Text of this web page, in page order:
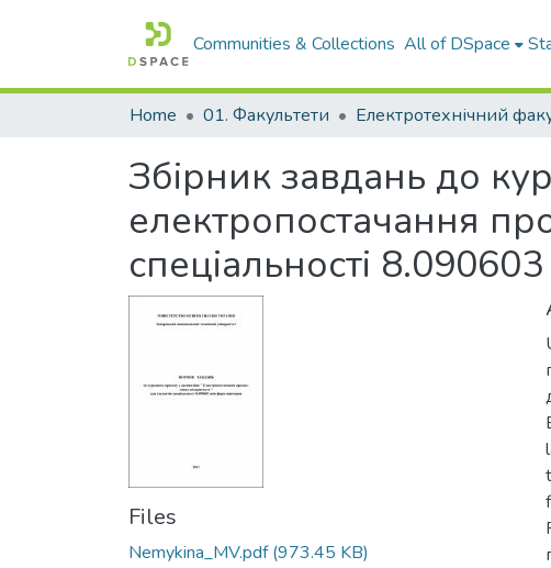
Communities & Collections All of DSpace
Home 01. Факультети
Збірник завдань до
електропостачання
спеціальності
Files
Nemykina_MV.pdf(973.45 KB)